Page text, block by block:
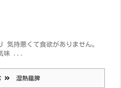
気持悪くて食欲がありません。
味 ...
湿熱蘊脾